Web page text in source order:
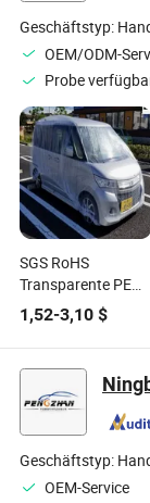
Geschäftstyp:
OEM/ODM-
Probe
SGS RoHS
Transparente PE
mit elastischer
Seilbefestigung
für Autos
Kunststofftuch für
das Auto
Kunststoffhülle für
das Auto
1,52-3,10 $
Geschäftstyp:
OEM-Service